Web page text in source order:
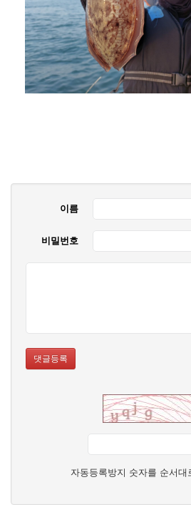
이름
비밀번호
댓글등록
자동등록방지 숫자를 순서대